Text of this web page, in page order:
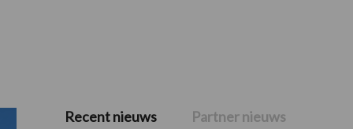
Primaire
Recent nieuws Partner nieuws